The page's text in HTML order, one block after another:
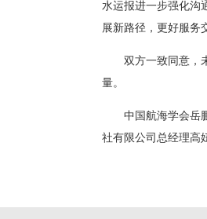
水运报进一步强化沟
展新路径，更好服务
双方一致同意，
量。
中国航海学会岳
社有限公司总经理高